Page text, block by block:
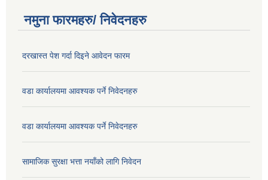
नमुना फारमहरु/ निवेदनहरु
दरखास्त पेश गर्दा दिइने आवेदन फारम
वडा कार्यालयमा आवश्यक पर्ने निवेदनहरु
वडा कार्यालयमा आवश्यक पर्ने निवेदनहरु
सामाजिक सुरक्षा भत्ता नयाँको लागि निवेदन